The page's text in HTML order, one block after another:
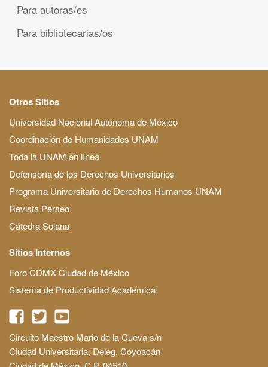
Para autoras/es
Para bibliotecarias/os
Otros Sitios
Universidad Nacional Autónoma de México
Coordinación de Humanidades UNAM
Toda la UNAM en línea
Defensoría de los Derechos Universitarios
Programa Universitario de Derechos Humanos UNAM
Revista Perseo
Cátedra Solana
Sitios Internos
Foro CDMX Ciudad de México
Sistema de Productividad Académica
Circuito Maestro Mario de la Cueva s/n
Ciudad Universitaria, Deleg. Coyoacán